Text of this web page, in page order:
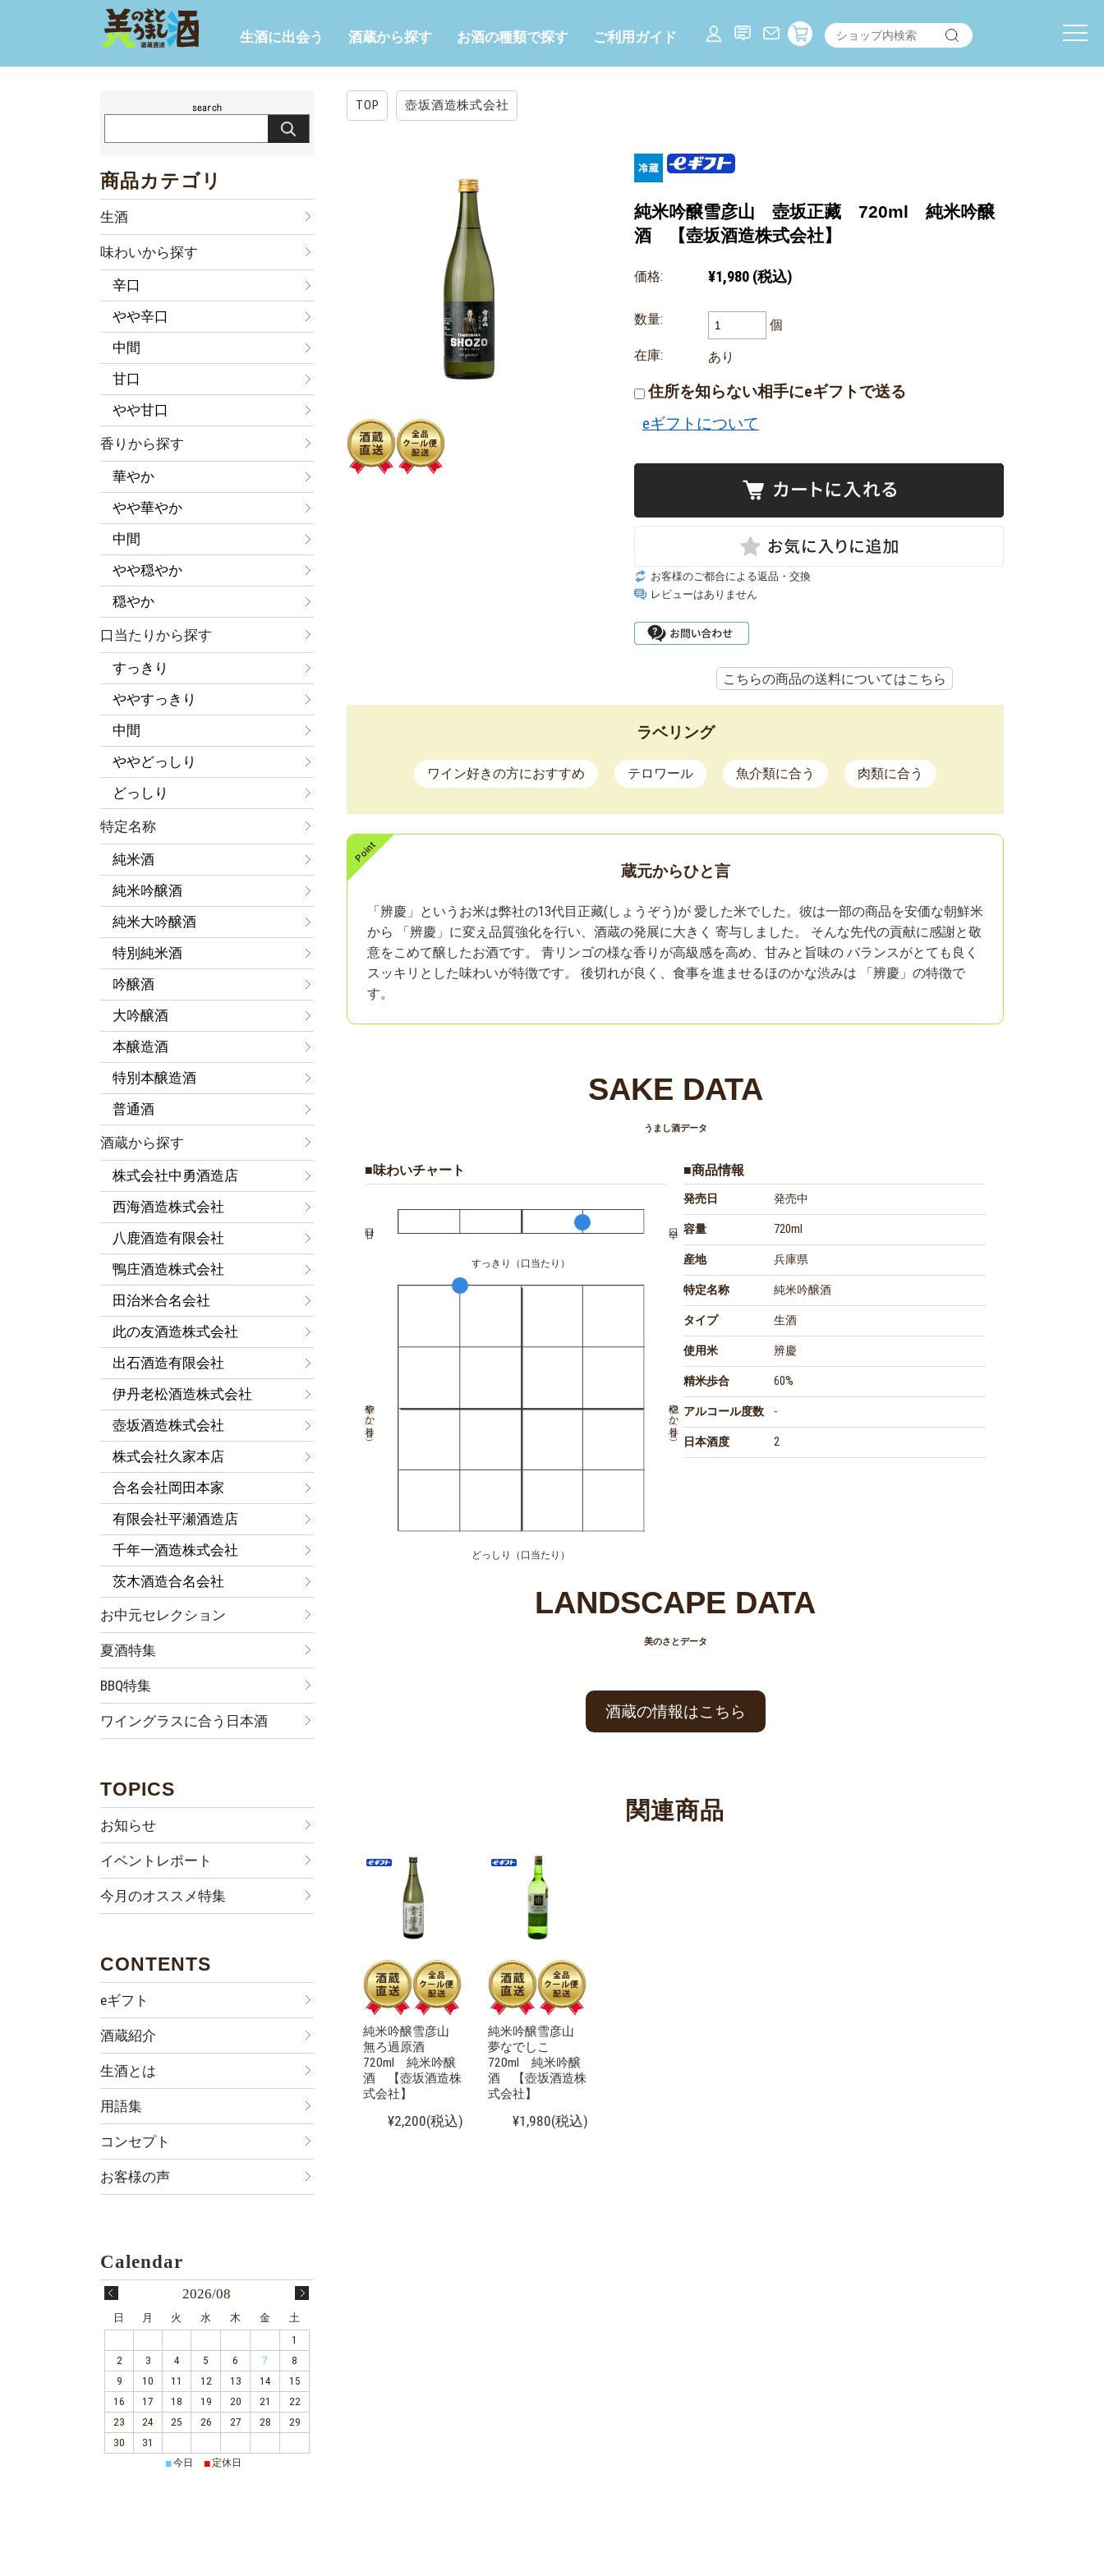
生酒に出会う 酒蔵から探す お酒の種類で探す ご利用ガイド
TOP 壺坂酒造株式会社
純米吟醸雪彦山 壺坂正藏 720ml 純米吟醸
酒 【壺坂酒造株式会社】
価格: ¥1,980 (税込)
数量:
個
在庫:
あり
住所を知らない相手にeギフトで送る
eギフトについて
お客様のご都合による返品・交換
レビューはありません
こちらの商品の送料についてはこちら
ラベリング
ワイン好きの方におすすめ テロワール 魚介類に合う 肉類に合う
蔵元からひと言
「辨慶」というお米は弊社の13代目正藏(しょうぞう)が 愛した米でした。彼は一部の商品を安価な朝鮮米
から 「辨慶」に変え品質強化を行い、酒蔵の発展に大きく 寄与しました。 そんな先代の貢献に感謝と敬
意をこめて醸したお酒です。 青リンゴの様な香りが高級感を高め、甘みと旨味の バランスがとても良く
スッキリとした味わいが特徴です。 後切れが良く、食事を進ませるほのかな渋みは 「辨慶」の特徴で
す。
SAKE DATA
うまし酒データ
■味わいチャート
すっきり（口当たり）
華やか（香り）
どっしり（口当たり）
穏やか（香り）
■商品情報
発売日 発売中
容量 720ml
産地 兵庫県
特定名称 純米吟醸酒
タイプ 生酒
使用米 辨慶
精米歩合 60%
アルコール度数 -
日本酒度 2
LANDSCAPE DATA
美のさとデータ
酒蔵の情報はこちら
関連商品
純米吟醸雪彦山
無ろ過原酒
720ml 純米吟醸
酒 【壺坂酒造株
式会社】
¥2,200(税込)
純米吟醸雪彦山
夢なでしこ
720ml 純米吟醸
酒 【壺坂酒造株
式会社】
¥1,980(税込)
商品カテゴリ
生酒
味わいから探す
辛口
やや辛口
中間
甘口
やや甘口
香りから探す
華やか
やや華やか
中間
やや穏やか
穏やか
口当たりから探す
すっきり
ややすっきり
中間
ややどっしり
どっしり
特定名称
純米酒
純米吟醸酒
純米大吟醸酒
特別純米酒
吟醸酒
大吟醸酒
本醸造酒
特別本醸造酒
普通酒
酒蔵から探す
株式会社中勇酒造店
西海酒造株式会社
八鹿酒造有限会社
鴨庄酒造株式会社
田治米合名会社
此の友酒造株式会社
出石酒造有限会社
伊丹老松酒造株式会社
壺坂酒造株式会社
株式会社久家本店
合名会社岡田本家
有限会社平瀬酒造店
千年一酒造株式会社
茨木酒造合名会社
お中元セレクション
夏酒特集
BBQ特集
ワイングラスに合う日本酒
TOPICS
お知らせ
イベントレポート
今月のオススメ特集
CONTENTS
eギフト
酒蔵紹介
生酒とは
用語集
コンセプト
お客様の声
2026/08
日 月 火 水 木 金
土
1
2
3 4 5 6 7
8
9
10 11 12 13 14
15
16
17 18 19 20 21
22
23
24 25 26 27 28
29
30
31
■今日 ■ 定休日